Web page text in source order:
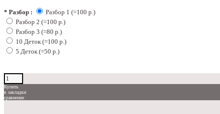
* Разбор :
Разбор 1 (=100 р.)
Разбор 2 (=100 р.)
Разбор 3 (=80 р.)
10 Деток (=100 р.)
5 Деток (=50 р.)
Купить
в закладки
сравнение